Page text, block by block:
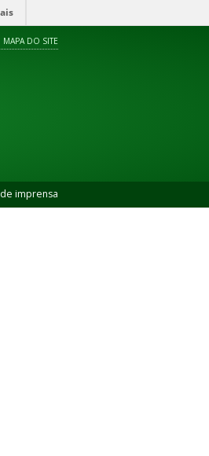
MAPA DO SITE
imprensa